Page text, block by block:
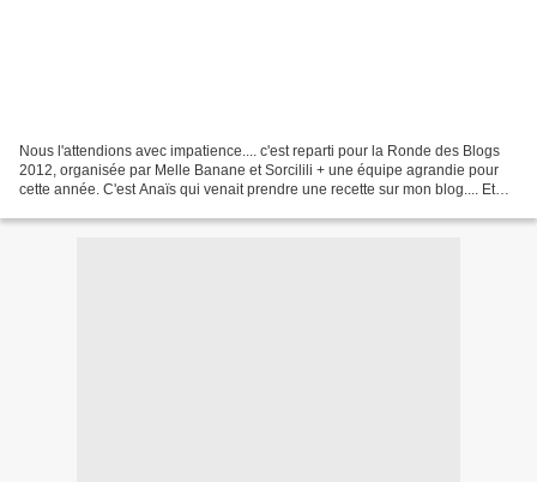
Nous l'attendions avec impatience.... c'est reparti pour la Ronde des Blogs
2012, organisée par Melle Banane et Sorcilili + une équipe agrandie pour
cette année. C'est Anaïs qui venait prendre une recette sur mon blog.... Et